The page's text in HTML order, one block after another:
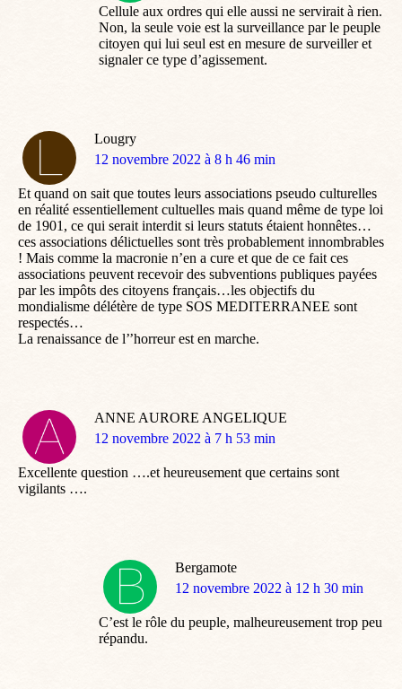
Cellule aux ordres qui elle aussi ne servirait à rien.
Non, la seule voie est la surveillance par le peuple
citoyen qui lui seul est en mesure de surveiller et
signaler ce type d’agissement.
Lougry
dit
12 novembre 2022 à 8 h 46 min
Et quand on sait que toutes leurs associations pseudo culturelles
en réalité essentiellement cultuelles mais quand même de type loi
de 1901, ce qui serait interdit si leurs statuts étaient honnêtes…
ces associations délictuelles sont très probablement innombrables
! Mais comme la macronie n’en a cure et que de ce fait ces
associations peuvent recevoir des subventions publiques payées
par les impôts des citoyens français…les objectifs du
mondialisme délétère de type SOS MEDITERRANEE sont
respectés…
La renaissance de l’’horreur est en marche.
ANNE AURORE ANGELIQUE
dit
12 novembre 2022 à 7 h 53 min
Excellente question ….et heureusement que certains sont
vigilants ….
Bergamote
dit
12 novembre 2022 à 12 h 30 min
C’est le rôle du peuple, malheureusement trop peu
répandu.